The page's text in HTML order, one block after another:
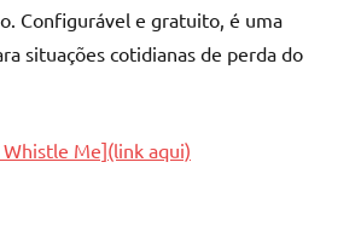
Configurável e gratuito, é uma
situações cotidianas de perda do
Me](link aqui)